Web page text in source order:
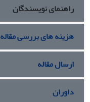
راهنمای نویسندگان
هزینه های بررسی مقاله
ارسال مقاله
داوران